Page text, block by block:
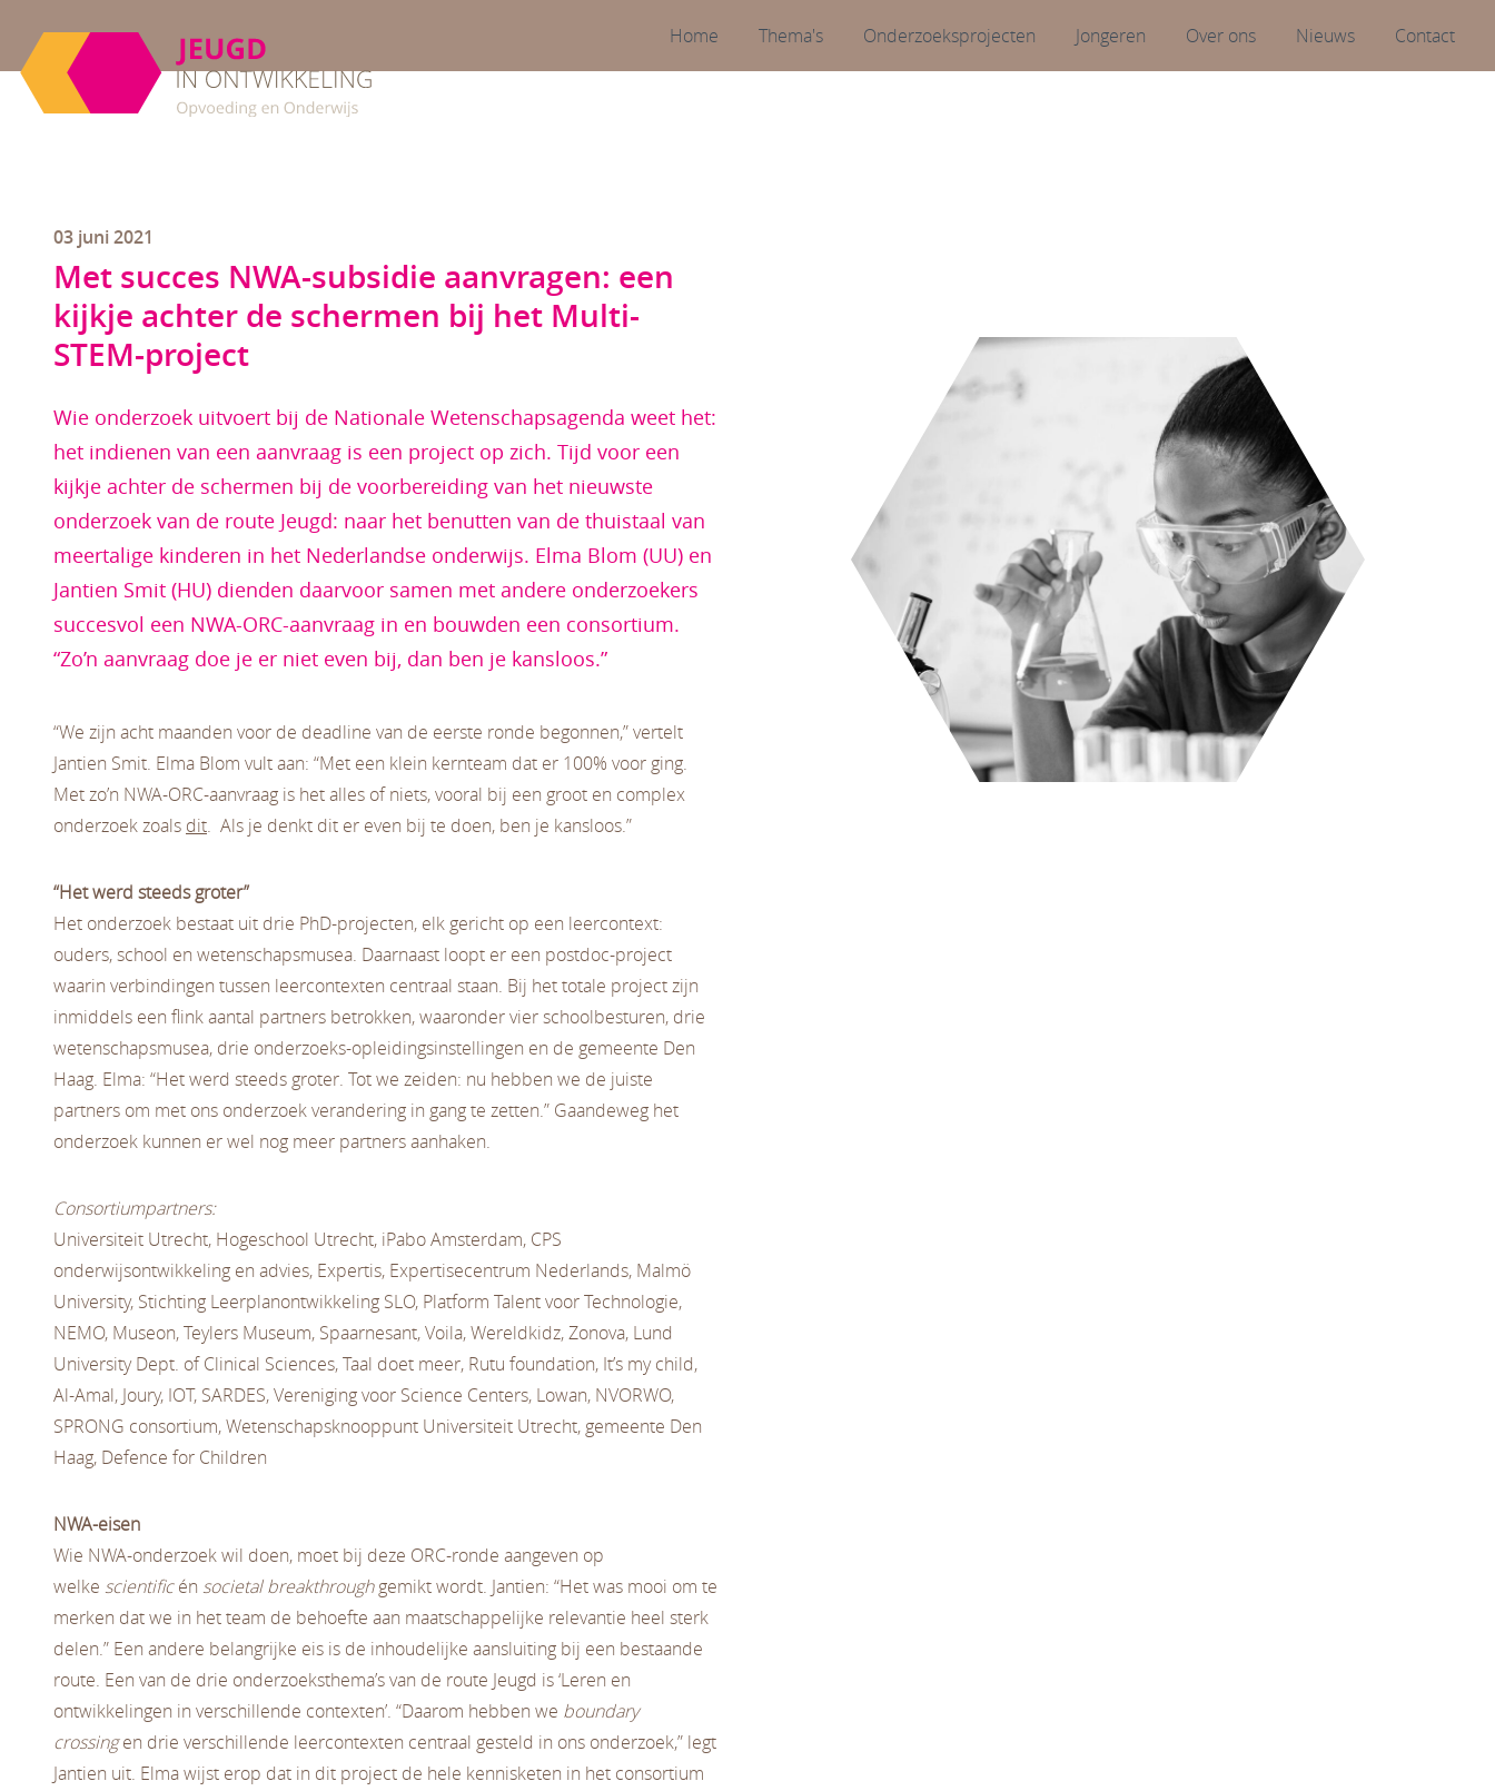
Home Thema's Onderzoeksprojecten Jongeren Over ons Nieuws Contact
03 juni 2021
Met succes NWA-subsidie aanvragen: een
kijkje achter de schermen bij het Multi-
STEM-project
Wie onderzoek uitvoert bij de Nationale Wetenschapsagenda weet het:
het indienen van een aanvraag is een project op zich. Tijd voor een
kijkje achter de schermen bij de voorbereiding van het nieuwste
onderzoek van de route Jeugd: naar het benutten van de thuistaal van
meertalige kinderen in het Nederlandse onderwijs. Elma Blom (UU) en
Jantien Smit (HU) dienden daarvoor samen met andere onderzoekers
succesvol een NWA-ORC-aanvraag in en bouwden een consortium.
“Zo’n aanvraag doe je er niet even bij, dan ben je kansloos.”
“We zijn acht maanden voor de deadline van de eerste ronde begonnen,” vertelt
Jantien Smit. Elma Blom vult aan: “Met een klein kernteam dat er 100% voor ging.
Met zo’n NWA-ORC-aanvraag is het alles of niets, vooral bij een groot en complex
onderzoek zoals dit. Als je denkt dit er even bij te doen, ben je kansloos.”
“Het werd steeds groter”
Het onderzoek bestaat uit drie PhD-projecten, elk gericht op een leercontext:
ouders, school en wetenschapsmusea. Daarnaast loopt er een postdoc-project
waarin verbindingen tussen leercontexten centraal staan. Bij het totale project zijn
inmiddels een flink aantal partners betrokken, waaronder vier schoolbesturen, drie
wetenschapsmusea, drie onderzoeks-opleidingsinstellingen en de gemeente Den
Haag. Elma: “Het werd steeds groter. Tot we zeiden: nu hebben we de juiste
partners om met ons onderzoek verandering in gang te zetten.” Gaandeweg het
onderzoek kunnen er wel nog meer partners aanhaken.
Consortiumpartners:
Universiteit Utrecht, Hogeschool Utrecht, iPabo Amsterdam, CPS
onderwijsontwikkeling en advies, Expertis, Expertisecentrum Nederlands, Malmö
University, Stichting Leerplanontwikkeling SLO, Platform Talent voor Technologie,
NEMO, Museon, Teylers Museum, Spaarnesant, Voila, Wereldkidz, Zonova, Lund
University Dept. of Clinical Sciences, Taal doet meer, Rutu foundation, It’s my child,
Al-Amal, Joury, IOT, SARDES, Vereniging voor Science Centers, Lowan, NVORWO,
SPRONG consortium, Wetenschapsknooppunt Universiteit Utrecht, gemeente Den
Haag, Defence for Children
NWA-eisen
Wie NWA-onderzoek wil doen, moet bij deze ORC-ronde aangeven op
welke scientificén societal breakthroughgemikt wordt. Jantien: “Het was mooi om te
merken dat we in het team de behoefte aan maatschappelijke relevantie heel sterk
delen.” Een andere belangrijke eis is de inhoudelijke aansluiting bij een bestaande
route. Een van de drie onderzoeksthema’s van de route Jeugd is ‘Leren en
ontwikkelingen in verschillende contexten’. “Daarom hebben we boundary
crossingen drie verschillende leercontexten centraal gesteld in ons onderzoek,” legt
Jantien uit. Elma wijst erop dat in dit project de hele kennisketen in het consortium